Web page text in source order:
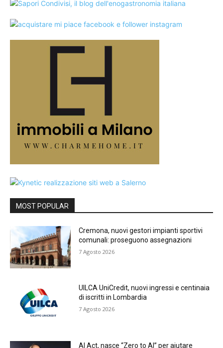
MOST POPULAR
Cremona, nuovi gestori impianti sportivi
comunali: proseguono assegnazioni
7 Agosto 2026
UILCA UniCredit, nuovi ingressi e centinaia
di iscritti in Lombardia
7 Agosto 2026
AI Act, nasce “Zero to AI” per aiutare